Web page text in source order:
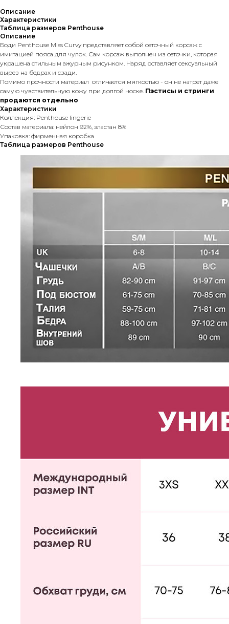
Описание
Характеристики
Таблица размеров Penthouse
Описание
Боди Penthouse Miss Curvy представляет собой сеточный корсаж с
имитацией пояса для чулок. Сам корсаж выполнен из сеточки, которая
украшена стильным ажурным рисунком. Наряд оставляет сексуальный
вырез на бедрах и сзади.
Помимо прочности материал отличается мягкостью - он не натрет даже
самую чувствительную кожу при долгой носке. Пэстисы и стринги
продаются отдельно
Характеристики
Коллекция: Penthouse lingerie
Состав материала: нейлон 92%, эластан 8%
Упаковка: фирменная коробка
Таблица размеров Penthouse